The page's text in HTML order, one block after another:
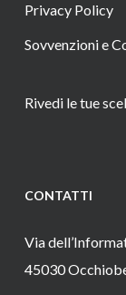
Privacy Policy
Sovvenzioni e
Rivedi le tue
CONTATTI
Via
45030